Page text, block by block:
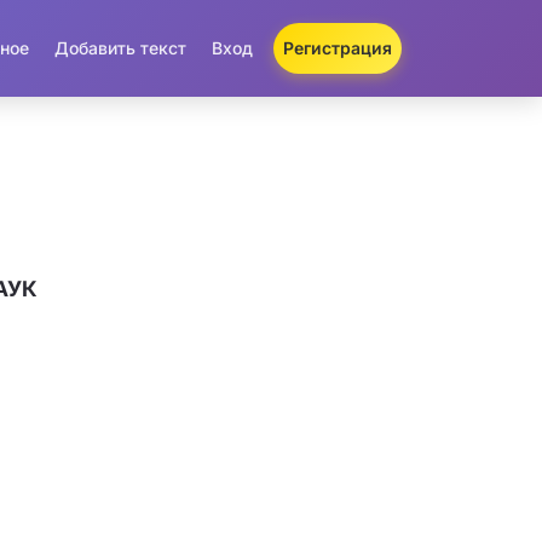
Добавить текст Вход Регистрация